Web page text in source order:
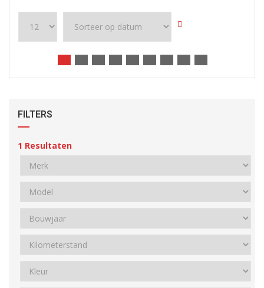
FILTERS
1 Resultaten